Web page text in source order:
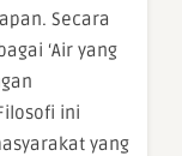
Secara
‘Air yang
ini
yang